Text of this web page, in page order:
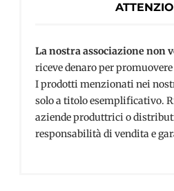
La nostra associazione non
riceve denaro per
I prodotti menzionati nei
solo a titolo esemplificativo.
aziende produttrici o
responsabilità di vendita e